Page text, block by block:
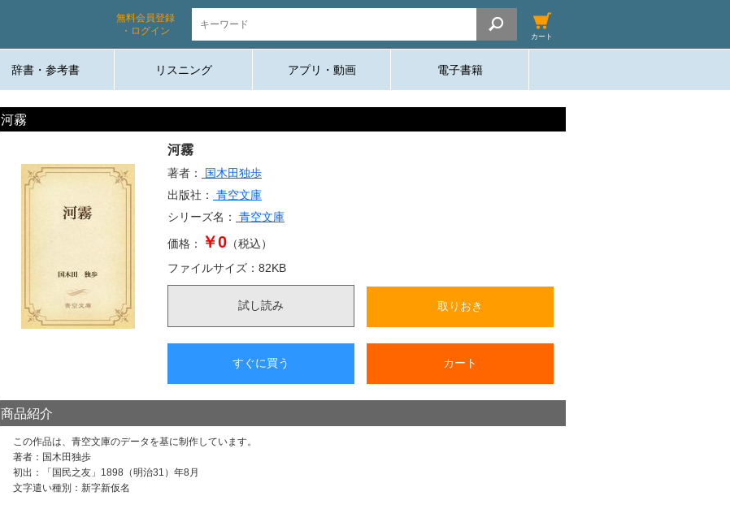
無料会員登録
・ログイン
カート
辞書・参考書 リスニング アプリ・動画 電子書籍
河霧
河霧
著者：
国木田独歩
出版社：
青空文庫
シリーズ名：
青空文庫
価格： ￥0 （税込）
ファイルサイズ： 82KB
試し読み 取りおき
すぐに買う カート
商品紹介
この作品は、青空文庫のデータを基に制作しています。
著者：国木田独歩
初出：「国民之友」1898（明治31）年8月
文字遣い種別：新字新仮名